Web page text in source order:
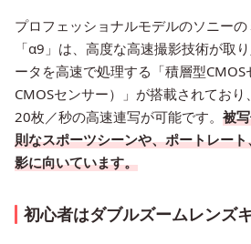
プロフェッショナルモデルのソニーの
「α9」は、高度な高速撮影技術が取
ータを高速で処理する「積層型
CMOSセンサー）」が搭載されてお
20枚／秒の高速連写が可能です。 被
則なスポーツシーンや、ポートレー
影に向いています。
初心者はダブルズームレンズ